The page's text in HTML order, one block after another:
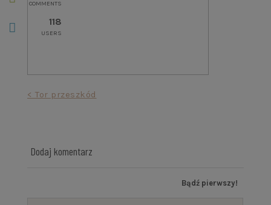
Nawigacja< Tor przeszkód
Dodaj komentarz
Bądź pierwszy!
COMMENTS
118
USERS